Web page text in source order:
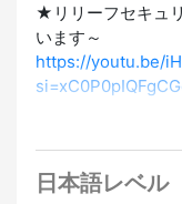
日給11,875円～(夜
業界トップクラス
昇給あり！
銀行のATMで働い
給料日前に給料を
★リリーフセキュ
います～
https://youtu.be/
交通誘導は、工事
日本語レベル